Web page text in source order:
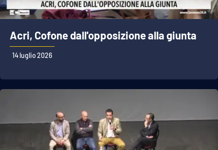
Acri, Cofone dall'opposizione alla giunta
14 luglio 2026